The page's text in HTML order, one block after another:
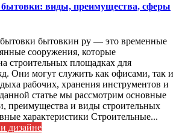
виды, преимущества, сферы
бытовкин ру — это временные
сооружения, которые
строительных площадках для
Они могут служить как офисами, так и
рабочих, хранения инструментов и
статье мы рассмотрим основные
преимущества и виды строительных
характеристики Строительные...
дизайне